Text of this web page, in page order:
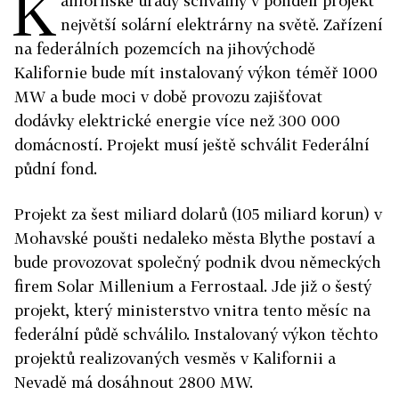
největší solární elektrárny na světě. Zařízení
na federálních pozemcích na jihovýchodě
Kalifornie bude mít instalovaný výkon téměř 1000
MW a bude moci v době provozu zajišťovat
dodávky elektrické energie více než 300 000
domácností. Projekt musí ještě schválit Federální
půdní fond.
Projekt za šest miliard dolarů (105 miliard korun) v
Mohavské poušti nedaleko města Blythe postaví a
bude provozovat společný podnik dvou německých
firem Solar Millenium a Ferrostaal. Jde již o šestý
projekt, který ministerstvo vnitra tento měsíc na
federální půdě schválilo. Instalovaný výkon těchto
projektů realizovaných vesměs v Kalifornii a
Nevadě má dosáhnout 2800 MW.